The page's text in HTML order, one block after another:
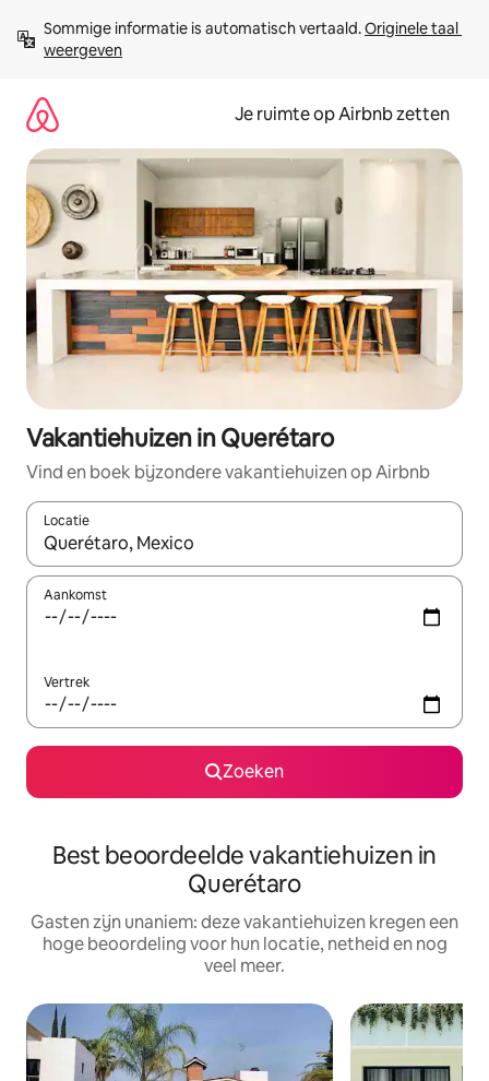
direct
naar
Sommige informatie is automatisch vertaald. Originele taal
weergeven
Je ruimte op Airbnb zetten
Vakantiehuizen in Querétaro
Vind en boek bijzondere vakantiehuizen op Airbnb
Locatie
Wanneer er suggesties beschikbaar zijn, maak je een keuze
Aankomst
Vertrek
Zoeken
Best beoordeelde vakantiehuizen in
Querétaro
Gasten zijn unaniem: deze vakantiehuizen kregen een
hoge beoordeling voor hun locatie, netheid en nog
veel meer.